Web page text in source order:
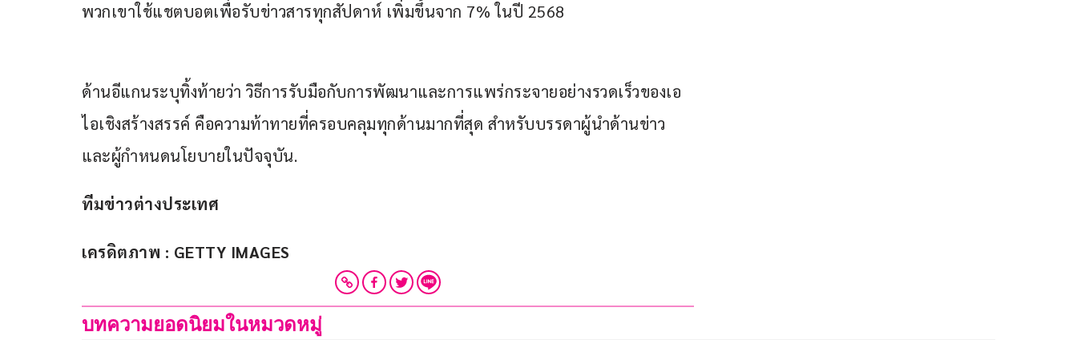
พวกเขาใช้แชตบอตเพื่อรับข่าวสารทุกสัปดาห์ เพิ่มขึ้นจาก 7% ในปี 2568
ด้านอีแกนระบุทิ้งท้ายว่า วิธีการรับมือกับการพัฒนาและการแพร่กระจายอย่างรวดเร็วของเอ
ไอเชิงสร้างสรรค์ คือความท้าทายที่ครอบคลุมทุกด้านมากที่สุด สำหรับบรรดาผู้นำด้านข่าว
และผู้กำหนดนโยบายในปัจจุบัน.
ทีมข่าวต่างประเทศ
เครดิตภาพ : GETTY IMAGES
บทความยอดนิยมในหมวดหมู่